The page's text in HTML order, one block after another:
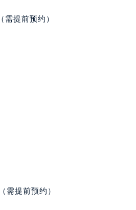
）
约）
需提前预约）
约）
提前预约）
需提前预约）